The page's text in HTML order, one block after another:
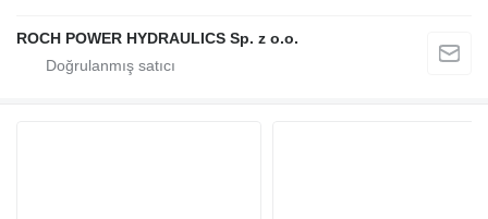
ROCH POWER HYDRAULICS Sp. z o.o.